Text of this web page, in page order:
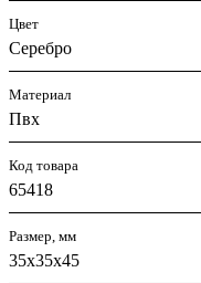
Цвет
Серебро
Материал
Пвх
Код товара
65418
Размер, мм
35х35х45